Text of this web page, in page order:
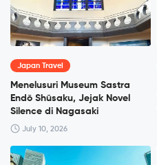
Japan Travel
Menelusuri Museum Sastra
Endō Shūsaku, Jejak Novel
Silence di Nagasaki
July 10, 2026